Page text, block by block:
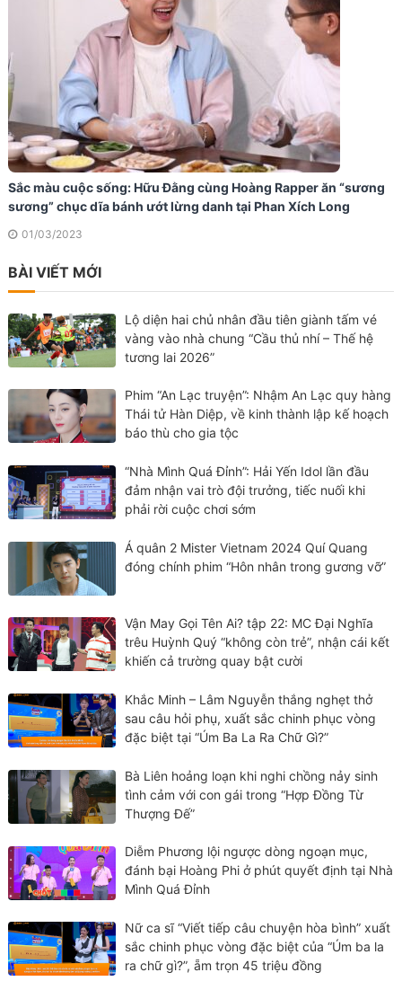
Sắc màu cuộc sống: Hữu Đằng cùng Hoàng Rapper ăn “sương
sương” chục dĩa bánh ướt lừng danh tại Phan Xích Long
01/03/2023
BÀI VIẾT MỚI
Lộ diện hai chủ nhân đầu tiên giành tấm vé
vàng vào nhà chung “Cầu thủ nhí – Thế hệ
tương lai 2026”
Phim “An Lạc truyện”: Nhậm An Lạc quy hàng
Thái tử Hàn Diệp, về kinh thành lập kế hoạch
báo thù cho gia tộc
“Nhà Mình Quá Đỉnh”: Hải Yến Idol lần đầu
đảm nhận vai trò đội trưởng, tiếc nuối khi
phải rời cuộc chơi sớm
Á quân 2 Mister Vietnam 2024 Quí Quang
đóng chính phim “Hôn nhân trong gương vỡ”
Vận May Gọi Tên Ai? tập 22: MC Đại Nghĩa
trêu Huỳnh Quý “không còn trẻ”, nhận cái kết
khiến cả trường quay bật cười
Khắc Minh – Lâm Nguyễn thắng nghẹt thở
sau câu hỏi phụ, xuất sắc chinh phục vòng
đặc biệt tại “Úm Ba La Ra Chữ Gì?”
Bà Liên hoảng loạn khi nghi chồng nảy sinh
tình cảm với con gái trong “Hợp Đồng Từ
Thượng Đế”
Diễm Phương lội ngược dòng ngoạn mục,
đánh bại Hoàng Phi ở phút quyết định tại Nhà
Mình Quá Đỉnh
Nữ ca sĩ “Viết tiếp câu chuyện hòa bình” xuất
sắc chinh phục vòng đặc biệt của “Úm ba la
ra chữ gì?”, ẵm trọn 45 triệu đồng